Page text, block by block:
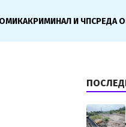
КРИМИНАЛ И ЧПСРЕДА